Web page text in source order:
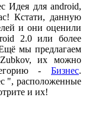
Идея для android,
Кстати, данную
и они оценили
2.0 или более
мы предлагаем
их можно
- Бизнес.
", расположенные
и их!